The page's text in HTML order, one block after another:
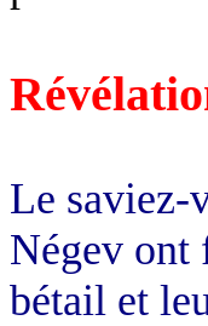
Le saviez-
Négev ont
bétail et